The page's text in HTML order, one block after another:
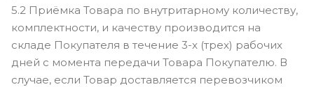
5.2 Приёмка Товара по внутритарному количеству,
комплектности, и качеству производится на
складе Покупателя в течение 3-х (трех) рабочих
дней с момента передачи Товара Покупателю. В
случае, если Товар доставляется перевозчиком